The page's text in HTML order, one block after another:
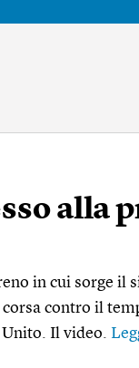
alla
in cui sorge il
contro il
Unito. Il video.